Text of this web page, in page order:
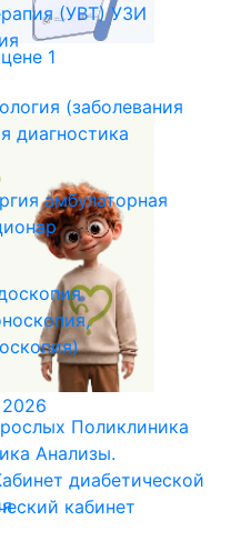
1
(УВТ) УЗИ
(заболевания
диагностика
амбулаторная
Поликлиника
Анализы.
диабетической
кабинет